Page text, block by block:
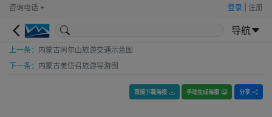
咨询电话 登录 注册
导航
上一条： 内蒙古阿尔山旅游交通示意图
下一条： 内蒙古美岱召旅游导游图
直接下载海报 手动生成海报 分享